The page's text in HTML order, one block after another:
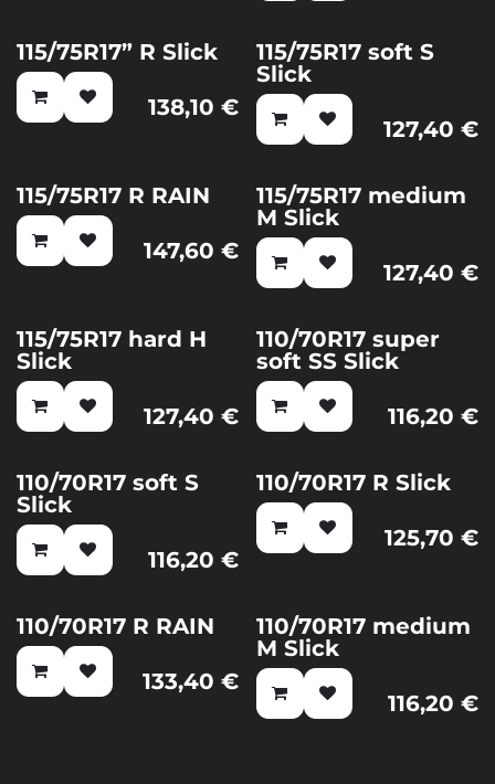
115/75R17” R Slick
138,10 €
115/75R17 soft S
Slick
127,40 €
115/75R17 R RAIN
147,60 €
115/75R17 medium
M Slick
127,40 €
115/75R17 hard H
Slick
127,40 €
Nuovo!
110/70R17 super
soft SS Slick
116,20 €
Nuovo!
110/70R17 soft S
Slick
116,20 €
110/70R17 R Slick
125,70 €
110/70R17 R RAIN
133,40 €
Nuovo!
110/70R17 medium
M Slick
116,20 €